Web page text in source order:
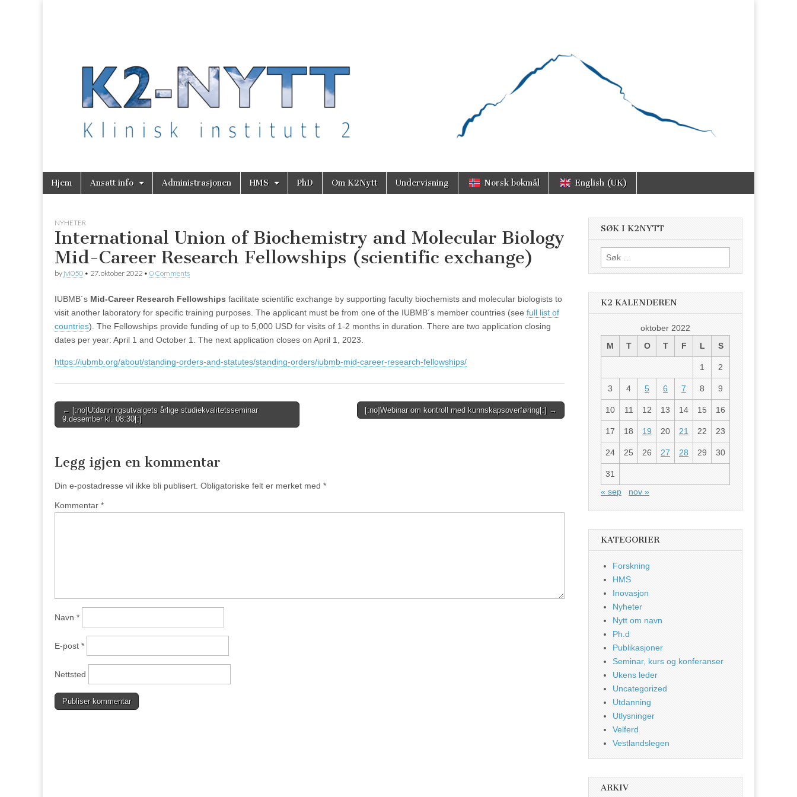
K2 Nytt
Main
menu
Skip
Hjem Ansatt info Administrasjonen HMS PhD Om K2Nytt Undervisning Norsk bokmål English (UK)
NYHETER
International Union of Biochemistry and Molecular Biology
Mid-Career Research Fellowships (scientific exchange)
by jvi050 • 27. oktober 2022 • 0 Comments
IUBMB´s Mid-Career Research Fellowships facilitate scientific exchange by supporting faculty biochemists and molecular biologists to
visit another laboratory for specific training purposes. The applicant must be from one of the IUBMB´s member countries (see full list of
countries). The Fellowships provide funding of up to 5,000 USD for visits of 1-2 months in duration. There are two application closing
dates per year: April 1 and October 1. The next application closes on April 1, 2023.
https://iubmb.org/about/standing-orders-and-statutes/standing-orders/iubmb-mid-career-research-fellowships/
Post
navigation
← [:no]Utdanningsutvalgets årlige studiekvalitetsseminar
9.desember kl. 08:30[:]
[:no]Webinar om kontroll med kunnskapsoverføring[:] →
Legg igjen en kommentar
Din e-postadresse vil ikke bli publisert. Obligatoriske felt er merket med *
Kommentar *
Navn *
E-post *
Nettsted
SØK I K2NYTT
Søk
etter:
K2 KALENDEREN
oktober 2022
M
T O T F L S
1 2
3 4 5 6 7 8 9
10 11 12 13 14 15 16
17 18 19 20 21 22 23
24 25 26 27 28 29 30
31
« sep
nov »
KATEGORIER
Forskning
HMS
Inovasjon
Nyheter
Nytt om navn
Ph.d
Publikasjoner
Seminar, kurs og konferanser
Ukens leder
Uncategorized
Utdanning
Utlysninger
Velferd
Vestlandslegen
ARKIV